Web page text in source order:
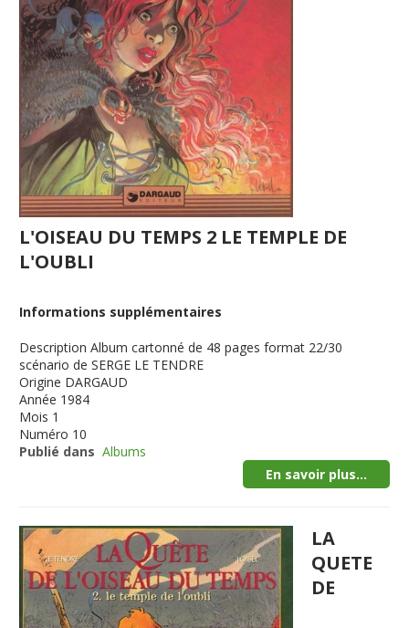
L'OISEAU DU TEMPS 2 LE TEMPLE DE
L'OUBLI
Informations supplémentaires
Description Album cartonné de 48 pages format 22/30
scénario de SERGE LE TENDRE
Origine DARGAUD
Année 1984
Mois 1
Numéro 10
Publié dans Albums
En savoir plus...
LA
QUETE
DE